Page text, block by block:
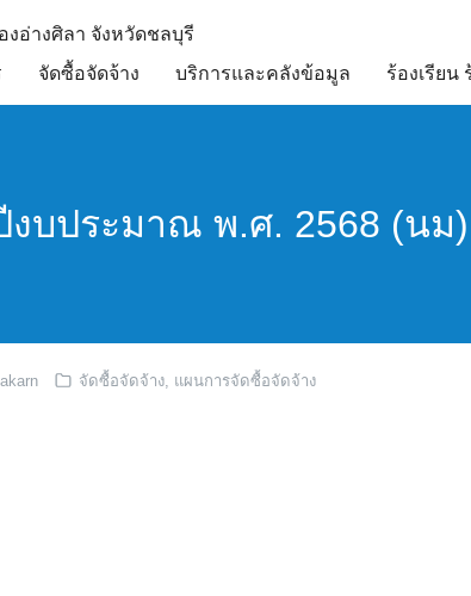
จัดซื้อจัดจ้าง บริการและคลังข้อมูล ร้องเรียน
บประมาณ พ.ศ. 2568 (นม)
จัดซื้อจัดจ้าง, แผนการจัดซื้อจัดจ้าง